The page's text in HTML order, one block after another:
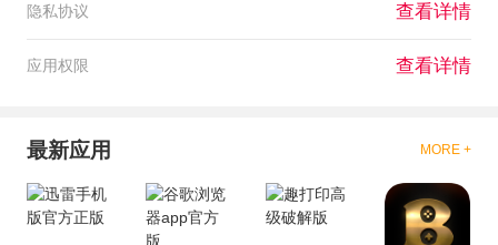
隐私协议 查看详情
应用权限 查看详情
最新应用 MORE +